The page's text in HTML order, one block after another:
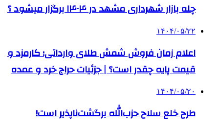
چله بازار شهرداری مشهد در ۱۴۰۴ برگزار میشود ؟
۱۴۰۴/۰۵/۲۲
اعلام زمان فروش شمش طلای وارداتی؛ کارمزد و
قیمت پایه چقدر است؟ | جزئیات حراج خرد و عمده
۱۴۰۴/۰۵/۲۰
طرح خلع سلاح حزب‌الله برگشت‌ناپذیر است!